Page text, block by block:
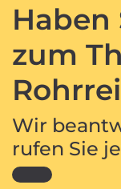
Haben
zum
Wir
rufen Sie